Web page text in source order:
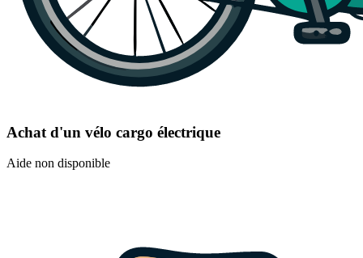
Achat d'un vélo cargo électrique
Aide non disponible